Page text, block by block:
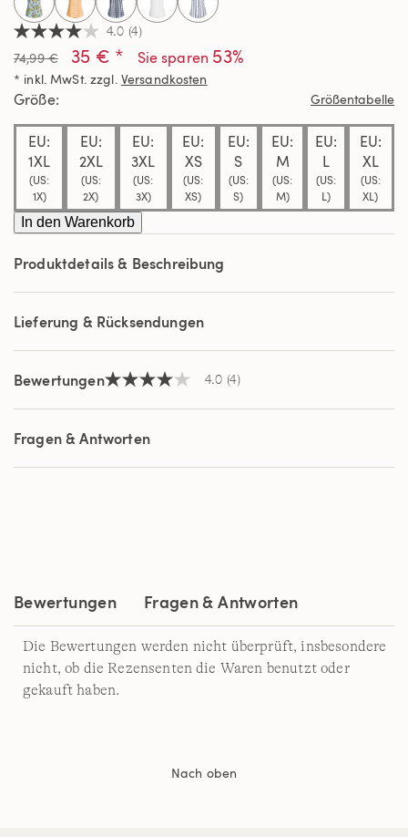
4.0
von
5
Sternen,
Durchschnittswert
Bewertung.
Read
Reviews.
Link
auf
derselben
Seite.
4.0 (4)
74,99 € 35 € * Sie sparen 53%
* inkl. MwSt. zzgl. Versandkosten
selected
Größe Größentabelle
EU:
1XL
(US:
1X)
EU:
2XL
(US:
2X)
EU:
3XL
(US:
3X)
EU:
XS
(US:
XS)
EU:
S
(US:
S)
EU:
M
(US:
M)
EU:
L
(US:
L)
EU:
XL
(US:
XL)
In den Warenkorb
Produktdetails & Beschreibung
Lieferung & Rücksendungen
Bewertungen4.0
5
Sternen,
Durchschnittswert
Bewertung.
4.0 (4)
Fragen & Antworten
Bewertungen Fragen & Antworten
Die Bewertungen werden nicht überprüft, insbesondere
nicht, ob die Rezensenten die Waren benutzt oder
gekauft haben.
Nach oben